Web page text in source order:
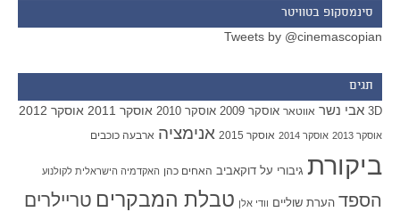
סינמסקופ בטוויטר
Tweets by @cinemascopian
תגים
3D אבי נשר אווטאר אוסקר 2009 אוסקר 2010 אוסקר 2011 אוסקר 2012
אוסקר 2013 אוסקר 2014 אוסקר 2015 אנימציה ארבעה כוכבים
ביקורת גיבורי על דוקאביב האחים כהן האקדמיה הישראלית לקולנוע
הספד הערת שוליים וודי אלן טבלת המבקרים טריילרים